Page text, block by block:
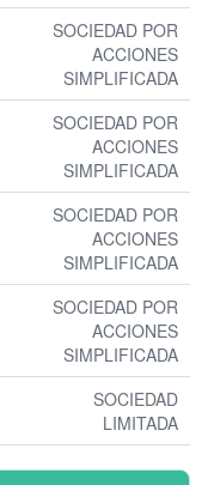
SOCIEDAD POR
ACCIONES
SIMPLIFICADA
SOCIEDAD POR
ACCIONES
SIMPLIFICADA
SOCIEDAD POR
ACCIONES
SIMPLIFICADA
SOCIEDAD POR
ACCIONES
SIMPLIFICADA
SOCIEDAD
LIMITADA